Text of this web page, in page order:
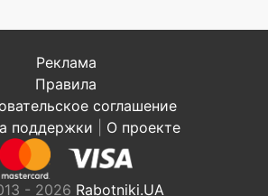
Реклама
Правила
соглашение
поддержки
О проекте
- 2026 Rabotniki.UA